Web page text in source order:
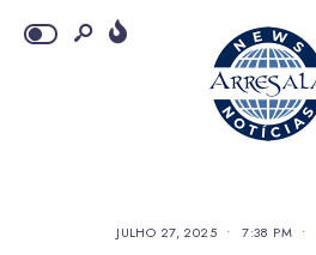
JULHO 27, 2025 • 7:38 PM •